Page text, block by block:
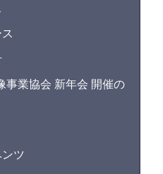
事業協会 新年会 開催の
ツ